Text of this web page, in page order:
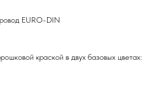
EURO-DIN
краской в двух базовых цветах: